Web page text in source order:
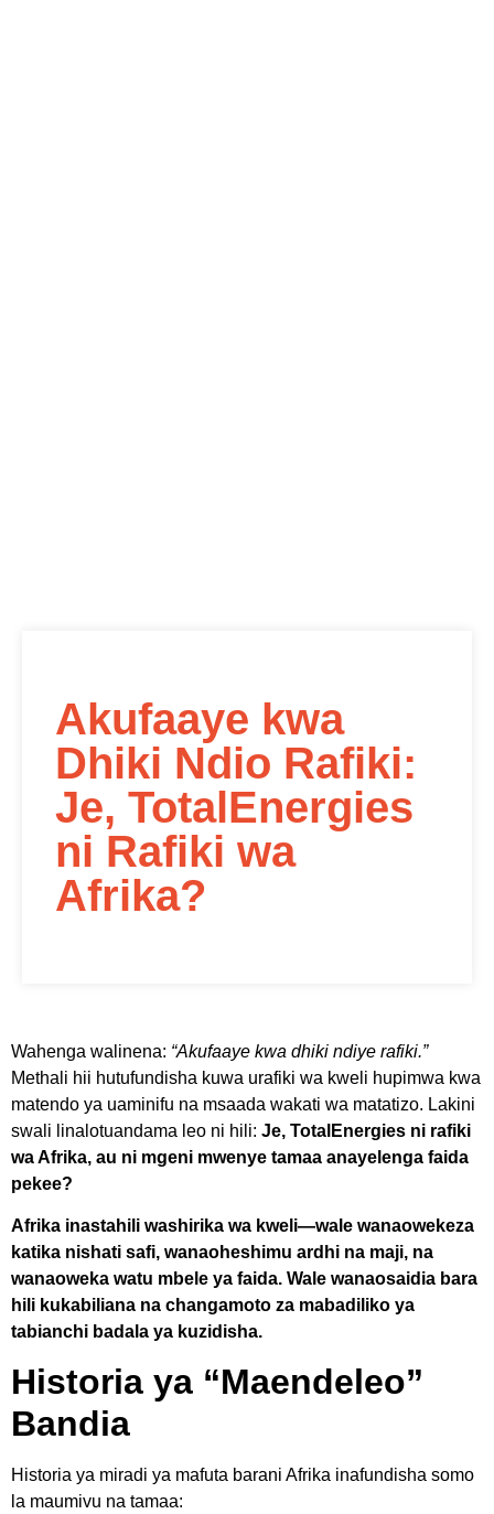
Akufaaye kwa
Dhiki Ndio Rafiki:
Je, TotalEnergies
ni Rafiki wa
Afrika?
Wahenga walinena: “Akufaaye kwa dhiki ndiye rafiki.”
Methali hii hutufundisha kuwa urafiki wa kweli hupimwa kwa
matendo ya uaminifu na msaada wakati wa matatizo. Lakini
swali linalotuandama leo ni hili: Je, TotalEnergies ni rafiki
wa Afrika, au ni mgeni mwenye tamaa anayelenga faida
pekee?
Afrika inastahili washirika wa kweli—wale wanaowekeza
katika nishati safi, wanaoheshimu ardhi na maji, na
wanaoweka watu mbele ya faida. Wale wanaosaidia bara
hili kukabiliana na changamoto za mabadiliko ya
tabianchi badala ya kuzidisha.
Historia ya “Maendeleo”
Bandia
Historia ya miradi ya mafuta barani Afrika inafundisha somo
la maumivu na tamaa: